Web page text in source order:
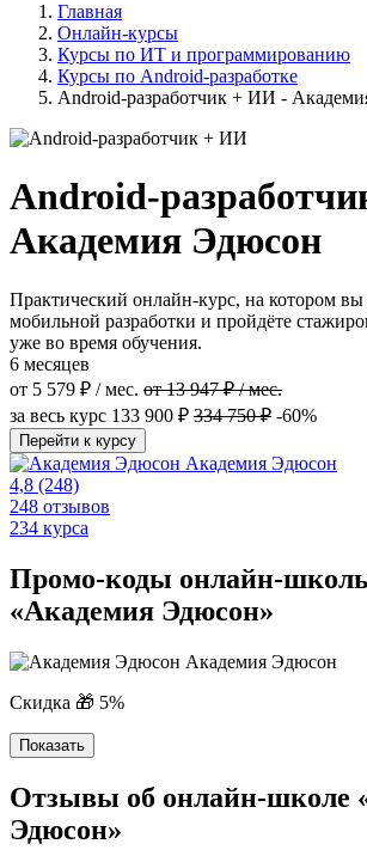
Главная
Онлайн-курсы
Курсы по ИТ и программированию
Курсы по Android-разработке
Android-разработчик + ИИ -
Android-
Академия Эдюсон
Практический онлайн-курс, на котором
мобильной разработки и пройдёте
уже во время обучения.
6 месяцев
от 5 579 ₽ / мес. от 13 947 ₽ / мес.
за весь курс 133 900 ₽ 334 750 ₽ -60%
Перейти к курсу
Академия Эдюсон
4,8 (248)
248 отзывов
234 курса
Промо-коды онлайн-
«Академия Эдюсон»
Академия Эдюсон
Скидка 🎁 5%
Показать
Отзывы об онлайн-школе
Эдюсон»